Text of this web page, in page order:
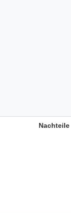
Nachteile